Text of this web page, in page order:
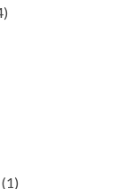
(1)